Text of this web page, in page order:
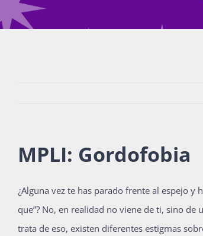
MPLI: Gordofobia
¿Alguna vez te has parado frente al espejo y
que”? No, en realidad no viene de ti, sino
trata de eso, existen diferentes estigmas